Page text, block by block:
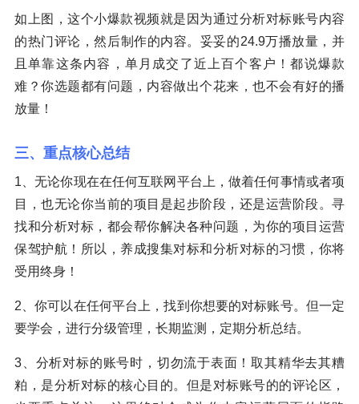
如上图，这个小爆款视频就是因为通过分析对标账号内容
的热门评论，然后制作的内容。妥妥的24.9万播放量，并
且单靠这条内容，单月成交了近上百个客户！都说爆款
难？你选题都有问题，内容做出个花来，也不会有好的播
放量！
三、重点核心总结
1、无论你现在在任何互联网平台上，做着任何事情或者项
目，也无论你当前的项目是起步阶段，还是运营阶段。寻
找和分析对标，都会帮你解决各种问题，为你的项目运营
保驾护航！所以，养成搜集对标和分析对标的习惯，你将
受用终身！
2、你可以在任何平台上，找到你想要的对标账号。但一定
要学会，进行分级管理，长期监测，定期分析总结。
3、分析对标的账号时，切勿流于表面！取其精华去其糟
粕，是分析对标的核心目的。但是对标账号的的评论区，